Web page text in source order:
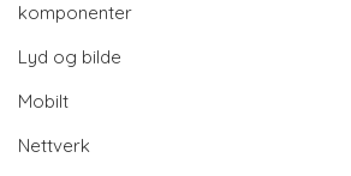
komponenter
Lyd og bilde
Mobilt
Nettverk